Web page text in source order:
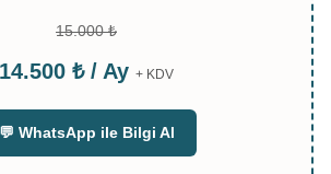
15.000 ₺
14.500 ₺ / Ay + KDV
💬 WhatsApp ile Bilgi Al